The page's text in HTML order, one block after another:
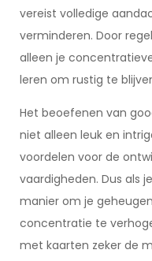
vereist volledige
verminderen. Door
alleen je
leren om rustig te
Het beoefenen van
niet alleen leuk en
voordelen voor de
vaardigheden. Dus als
manier om je
concentratie te
met kaarten zeker de